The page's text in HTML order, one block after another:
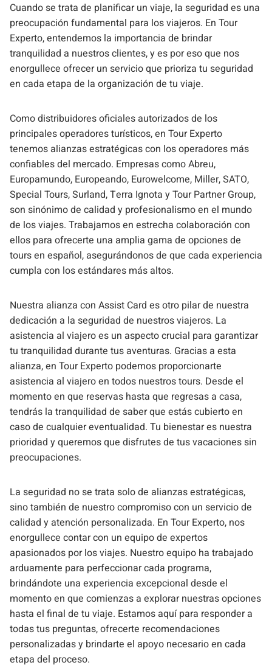
Cuando se trata de planificar un viaje, la seguridad es una
preocupación fundamental para los viajeros. En Tour
Experto, entendemos la importancia de brindar
tranquilidad a nuestros clientes, y es por eso que nos
enorgullece ofrecer un servicio que prioriza tu seguridad
en cada etapa de la organización de tu viaje.
Como distribuidores oficiales autorizados de los
principales operadores turísticos, en Tour Experto
tenemos alianzas estratégicas con los operadores más
confiables del mercado. Empresas como Abreu,
Europamundo, Europeando, Eurowelcome, Miller, SATO,
Special Tours, Surland, Terra Ignota y Tour Partner Group,
son sinónimo de calidad y profesionalismo en el mundo
de los viajes. Trabajamos en estrecha colaboración con
ellos para ofrecerte una amplia gama de opciones de
tours en español, asegurándonos de que cada experiencia
cumpla con los estándares más altos.
Nuestra alianza con Assist Card es otro pilar de nuestra
dedicación a la seguridad de nuestros viajeros. La
asistencia al viajero es un aspecto crucial para garantizar
tu tranquilidad durante tus aventuras. Gracias a esta
alianza, en Tour Experto podemos proporcionarte
asistencia al viajero en todos nuestros tours. Desde el
momento en que reservas hasta que regresas a casa,
tendrás la tranquilidad de saber que estás cubierto en
caso de cualquier eventualidad. Tu bienestar es nuestra
prioridad y queremos que disfrutes de tus vacaciones sin
preocupaciones.
La seguridad no se trata solo de alianzas estratégicas,
sino también de nuestro compromiso con un servicio de
calidad y atención personalizada. En Tour Experto, nos
enorgullece contar con un equipo de expertos
apasionados por los viajes. Nuestro equipo ha trabajado
arduamente para perfeccionar cada programa,
brindándote una experiencia excepcional desde el
momento en que comienzas a explorar nuestras opciones
hasta el final de tu viaje. Estamos aquí para responder a
todas tus preguntas, ofrecerte recomendaciones
personalizadas y brindarte el apoyo necesario en cada
etapa del proceso.